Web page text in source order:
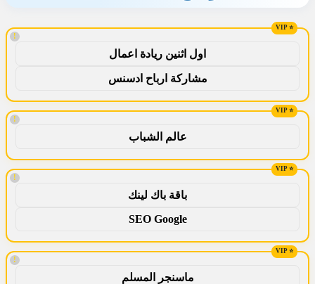
!
اول اثنين ريادة اعمال
مشاركة ارباح ادسنس
!
عالم الشباب
!
باقة باك لينك
SEO Google
!
ماسنجر المسلم